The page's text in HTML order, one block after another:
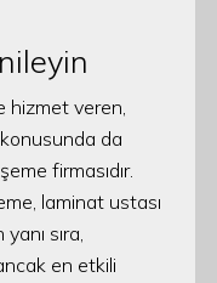
hizmet veren,
da
firmasıdır.
laminat ustası
sıra,
en etkili